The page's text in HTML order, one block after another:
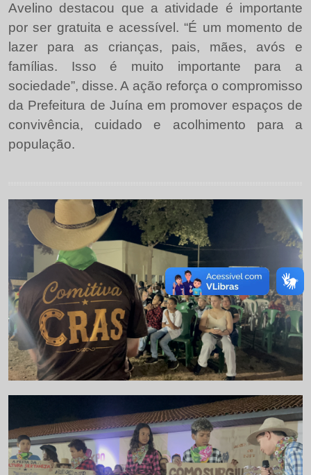
Avelino destacou que a atividade é importante
por ser gratuita e acessível. “É um momento de
lazer para as crianças, pais, mães, avós e
famílias. Isso é muito importante para a
sociedade”, disse. A ação reforça o compromisso
da Prefeitura de Juína em promover espaços de
convivência, cuidado e acolhimento para a
população.